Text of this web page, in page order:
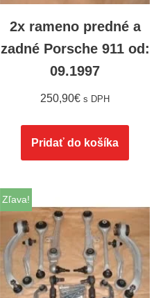
2x rameno predné a
zadné Porsche 911 od:
09.1997
250,90€ s DPH
Pridať do košíka
Zľava!